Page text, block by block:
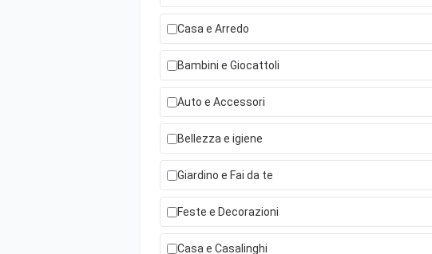
Casa e Arredo
Bambini e Giocattoli
Auto e Accessori
Bellezza e igiene
Giardino e Fai da te
Feste e Decorazioni
Casa e Casalinghi